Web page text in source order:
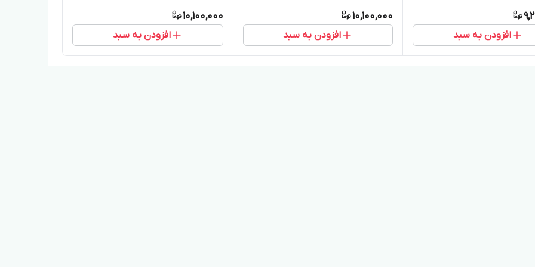
افزودن به سبد
10,100,000
افزودن به سبد
10,100,000
افزودن به سبد